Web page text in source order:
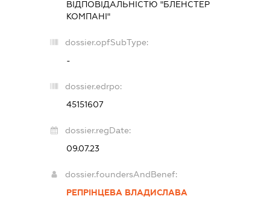
ВІДПОВІДАЛЬНІСТЮ "БЛЕНСТЕР
КОМПАНІ"
dossier.opfSubType:
-
dossier.edrpo:
45151607
dossier.regDate:
09.07.23
dossier.foundersAndBenef:
РЕПРІНЦЕВА ВЛАДИСЛАВА